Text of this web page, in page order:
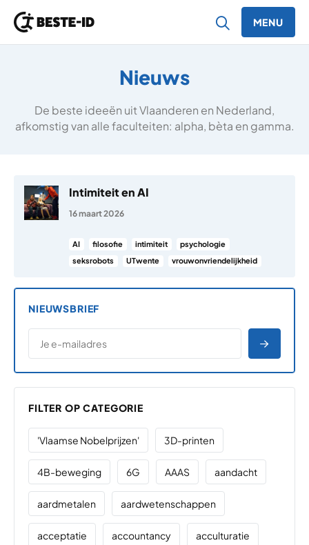
MENU
Nieuws
De beste ideeën uit Vlaanderen en Nederland,
afkomstig van alle faculteiten: alpha, bèta en gamma.
Intimiteit en AI
16 maart 2026
AI filosofie intimiteit
psychologie
seksrobots
UTwente vrouwonvriendelijkheid
NIEUWSBRIEF
E-MAILADRES
*
FILTER OP CATEGORIE
'Vlaamse Nobelprijzen' 3D-printen
4B-beweging 6G AAAS aandacht
aardmetalen aardwetenschappen
acceptatie accountancy acculturatie